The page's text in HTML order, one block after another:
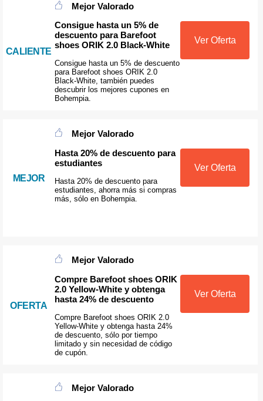
CALIENTE
Mejor Valorado
Consigue hasta un 5% de
descuento para Barefoot
shoes ORIK 2.0 Black-White
Consigue hasta un 5% de descuento
para Barefoot shoes ORIK 2.0
Black-White, también puedes
descubrir los mejores cupones en
Bohempia.
Ver Oferta
MEJOR
Mejor Valorado
Hasta 20% de descuento para
estudiantes
Hasta 20% de descuento para
estudiantes, ahorra más si compras
más, sólo en Bohempia.
Ver Oferta
OFERTA
Mejor Valorado
Compre Barefoot shoes ORIK
2.0 Yellow-White y obtenga
hasta 24% de descuento
Compre Barefoot shoes ORIK 2.0
Yellow-White y obtenga hasta 24%
de descuento, sólo por tiempo
limitado y sin necesidad de código
de cupón.
Ver Oferta
Mejor Valorado